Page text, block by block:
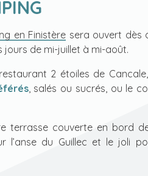
en Finistère sera ouvert dès
jours de mi-juillet à mi-août.
2 étoiles de
, salés ou sucrés, ou le
terrasse couverte en bord
l’anse du Guillec et le joli